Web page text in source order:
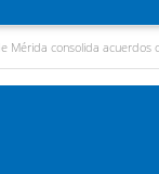
acuerdos con